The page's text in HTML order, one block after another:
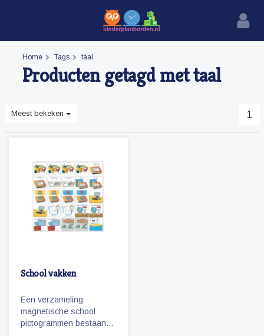
Home Tags taal
Producten getagd met taal
Meest bekeken 1
School vakken
Een verzameling
magnetische school
pictogrammen bestaande